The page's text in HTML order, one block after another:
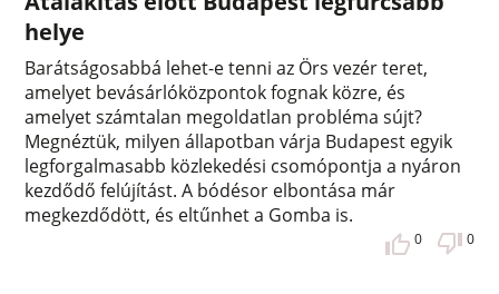
helye
Barátságosabbá lehet-e tenni az Örs vezér teret,
amelyet bevásárlóközpontok fognak közre, és
amelyet számtalan megoldatlan probléma sújt?
Megnéztük, milyen állapotban várja Budapest egyik
legforgalmasabb közlekedési csomópontja a nyáron
kezdődő felújítást. A bódésor elbontása már
megkezdődött, és eltűnhet a Gomba is.
0 0